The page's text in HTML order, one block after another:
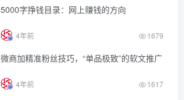
5000字挣钱目录：网上赚钱的方向
4年前 1679
微商加精准粉丝技巧，“单品极致”的软文推广
4年前 1617